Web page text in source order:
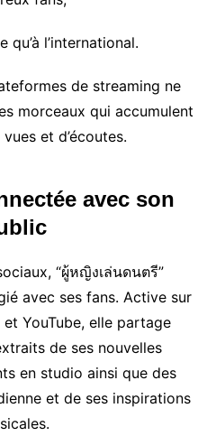
qu’à l’international.
de streaming ne
morceaux qui accumulent
et d’écoutes.
avec son
“ผู้หญิงเล่นดนตรี”
avec ses fans. Active sur
YouTube, elle partage
de ses nouvelles
en studio ainsi que des
et de ses inspirations